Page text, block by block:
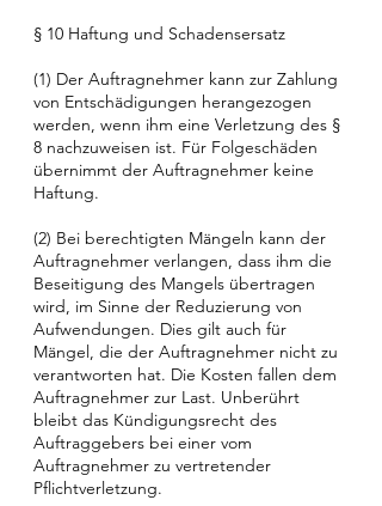
§ 10 Haftung und Schadensersatz
(1) Der Auftragnehmer kann zur Zahlung
von Entschädigungen herangezogen
werden, wenn ihm eine Verletzung des §
8 nachzuweisen ist. Für Folgeschäden
übernimmt der Auftragnehmer keine
Haftung.
(2) Bei berechtigten Mängeln kann der
Auftragnehmer verlangen, dass ihm die
Beseitigung des Mangels übertragen
wird, im Sinne der Reduzierung von
Aufwendungen. Dies gilt auch für
Mängel, die der Auftragnehmer nicht zu
verantworten hat. Die Kosten fallen dem
Auftragnehmer zur Last. Unberührt
bleibt das Kündigungsrecht des
Auftraggebers bei einer vom
Auftragnehmer zu vertretender
Pflichtverletzung.